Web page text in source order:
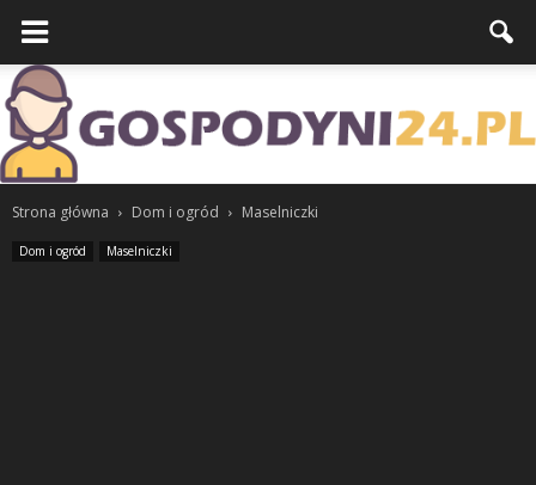
Strona główna Dom i ogród Maselniczki
Dom i ogród Maselniczki